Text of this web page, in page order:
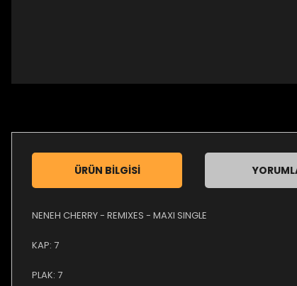
ÜRÜN BILGISI
NENEH CHERRY - REMIXES - MAXI SINGLE
KAP: 7
PLAK: 7